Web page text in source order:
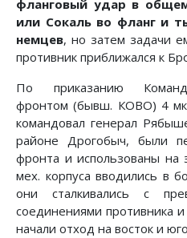
фланговый удар в
или Сокаль во фланг и
немцев, но затем задачи
противник приближался к
По приказанию
фронтом (бывш. КОВО) 4
командовал генерал
районе Дрогобыч, были
фронта и использованы на
мех. корпуса вводились в
они сталкивались с
соединениями противника
начали отход на восток и